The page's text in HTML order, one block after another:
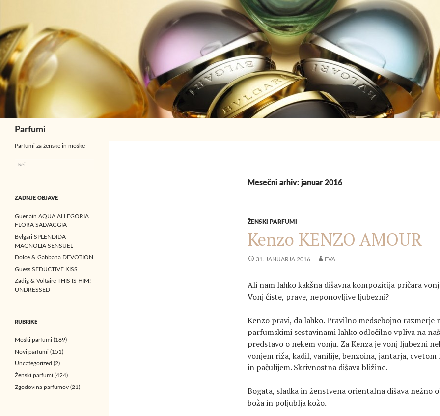
Parfumi
Mesečni arhiv: januar 2016
ŽENSKI PARFUMI
Kenzo KENZO AMOUR
31. JANUARJA 2016 EVA
Ali nam lahko kakšna dišavna kompozicija pričara
Vonj čiste, prave, neponovljive ljubezni?
Kenzo pravi, da lahko. Pravilno medsebojno razmerje
parfumskimi sestavinami lahko odločilno vpliva na
predstavo o nekem vonju. Za Kenza je vonj ljubezni
vonjem riža, kadil, vanilije, benzoina, jantarja,
in pačulijem. Skrivnostna dišava bližine.
Bogata, sladka in ženstvena orientalna dišava nežno
boža in poljublja kožo.
Parfumi za ženske in moške
:ZADNJE OBJAVE
Guerlain AQUA ALLEGORIA
FLORA SALVAGGIA
Bvlgari SPLENDIDA
MAGNOLIA SENSUEL
Dolce & Gabbana DEVOTION
Guess SEDUCTIVE KISS
Zadig & Voltaire THIS IS HIM!
UNDRESSED
RUBRIKE
Moški parfumi (189)
Novi parfumi (151)
Uncategorized (2)
Ženski parfumi (424)
Zgodovina parfumov (21)